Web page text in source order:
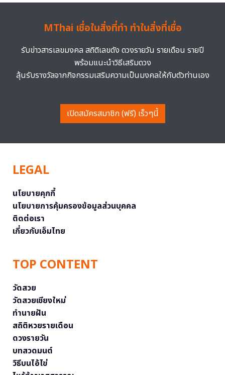
MThai เชื่อในสิ่งที่ทำ ทำในสิ่งที่เชื่อ
รับข่าวสารเลขมงคล สถิติเลขดัง ดวงรายวัน รายเดือน รายปี
พร้อมแนะนำวิธีเสริมดวง
ลุ้นรับรางวัลจากกิจกรรมเสริมความเป็นมงคลให้กับตัวท่านเอง
เปิดสมัครสมาชิก (ฟรี) เร็วๆนี้
LEGAL
นโยบายคุกกี้
นโยบายการคุ้มครองข้อมูลส่วนบุคคล
ติดต่อเรา
เกี่ยวกับเอ็มไทย
TOP CONTENT
วัดสวย
วัดสวยเชียงใหม่
ทำนายฝัน
สถิติหวยรายเดือน
ดวงรายวัน
บทสวดมนต์
วิธีบนไอ้ไข่